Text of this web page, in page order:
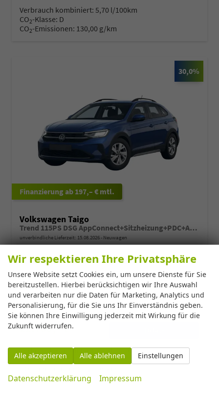
Verbrauch kombiniert: 5,70 l/100km
CO2-Klasse: D
CO2-Emissionen: 130,00 g/km
30,0%
ab 197,– € mtl.
Volkswagen Taigo
Trend 115PS DSG AppConnect+Sitzheizung+PDC+Alu16+LED+DAB+FrontAssist
unverbindliche Lieferzeit: 15.08.2026 Neuwagen
AUSSENFARBE
[0A0A] Reef Blue Metallic
GETRIEBE
Doppelkupplungsgetriebe
ANTRIEBSACHSE
Frontantrieb
MOTOR
1.0 TSI DSG 85kW / 115PS
HUBRAUM
999 ccm
KRAFTSTOFF
Benzin
KILOMETERSTAND
20 km
22.780,– €
Verbrauch kombiniert:5,70 l/100km
CO -Klasse: D
Wir respektieren Ihre Privatsphäre
Unsere Website setzt Cookies ein, um unsere Dienste für Sie
bereitzustellen. Hierbei berücksichtigen wir Ihre Auswahl
und verarbeiten nur die Daten für Marketing, Analytics und
Personalisierung, für die Sie uns Ihr Einverständnis geben.
Sie können Ihre Einwilligung jederzeit mit Wirkung für die
Zukunft widerrufen.
Alle akzeptieren Alle ablehnen Einstellungen
Datenschutzerklärung Impressum